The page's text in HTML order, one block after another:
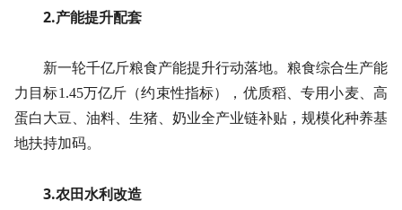
2.产能提升配套
新一轮千亿斤粮食产能提升行动落地。粮食综合生产能
力目标1.45万亿斤（约束性指标），优质稻、专用小麦、高
蛋白大豆、油料、生猪、奶业全产业链补贴，规模化种养基
地扶持加码。
3.农田水利改造